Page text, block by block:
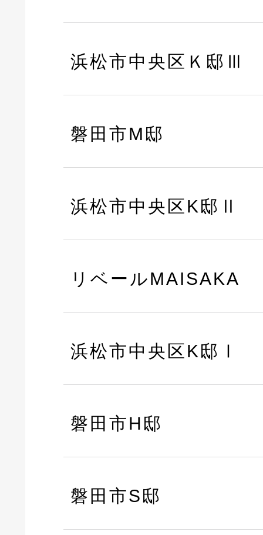
浜松市中央区Ｋ邸Ⅲ
磐田市M邸
浜松市中央区K邸Ⅱ
リベールMAISAKA
浜松市中央区K邸Ⅰ
磐田市H邸
磐田市S邸